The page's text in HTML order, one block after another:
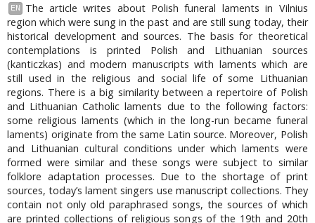
EN
The article writes about Polish funeral laments in Vilnius
region which were sung in the past and are still sung today, their
historical development and sources. The basis for theoretical
contemplations is printed Polish and Lithuanian sources
(kanticzkas) and modern manuscripts with laments which are
still used in the religious and social life of some Lithuanian
regions. There is a big similarity between a repertoire of Polish
and Lithuanian Catholic laments due to the following factors:
some religious laments (which in the long-run became funeral
laments) originate from the same Latin source. Moreover, Polish
and Lithuanian cultural conditions under which laments were
formed were similar and these songs were subject to similar
folklore adaptation processes. Due to the shortage of print
sources, today’s lament singers use manuscript collections. They
contain not only old paraphrased songs, the sources of which
are printed collections of religious songs of the 19th and 20th